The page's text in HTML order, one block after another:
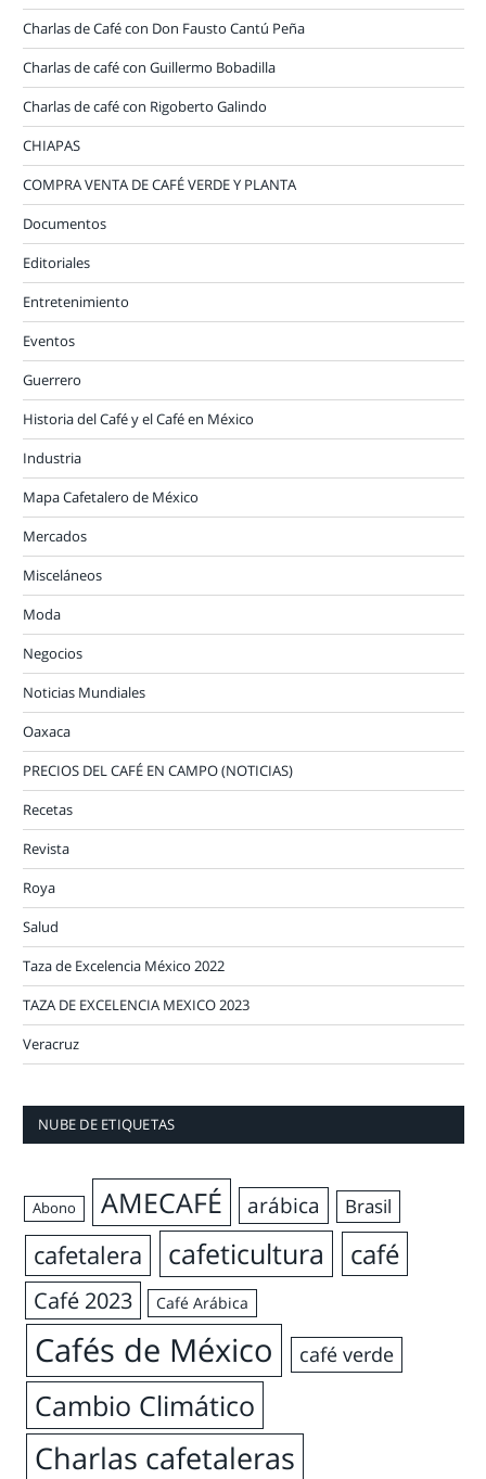
Charlas de Café con Don Fausto Cantú Peña
Charlas de café con Guillermo Bobadilla
Charlas de café con Rigoberto Galindo
CHIAPAS
COMPRA VENTA DE CAFÉ VERDE Y PLANTA
Documentos
Editoriales
Entretenimiento
Eventos
Guerrero
Historia del Café y el Café en México
Industria
Mapa Cafetalero de México
Mercados
Misceláneos
Moda
Negocios
Noticias Mundiales
Oaxaca
PRECIOS DEL CAFÉ EN CAMPO (NOTICIAS)
Recetas
Revista
Roya
Salud
Taza de Excelencia México 2022
TAZA DE EXCELENCIA MEXICO 2023
Veracruz
NUBE DE ETIQUETAS
Abono AMECAFÉ arábica Brasil
cafetalera cafeticultura café
Café 2023 Café Arábica
Cafés de México café verde
Cambio Climático
Charlas cafetaleras